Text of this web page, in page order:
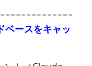
ースをキャッ